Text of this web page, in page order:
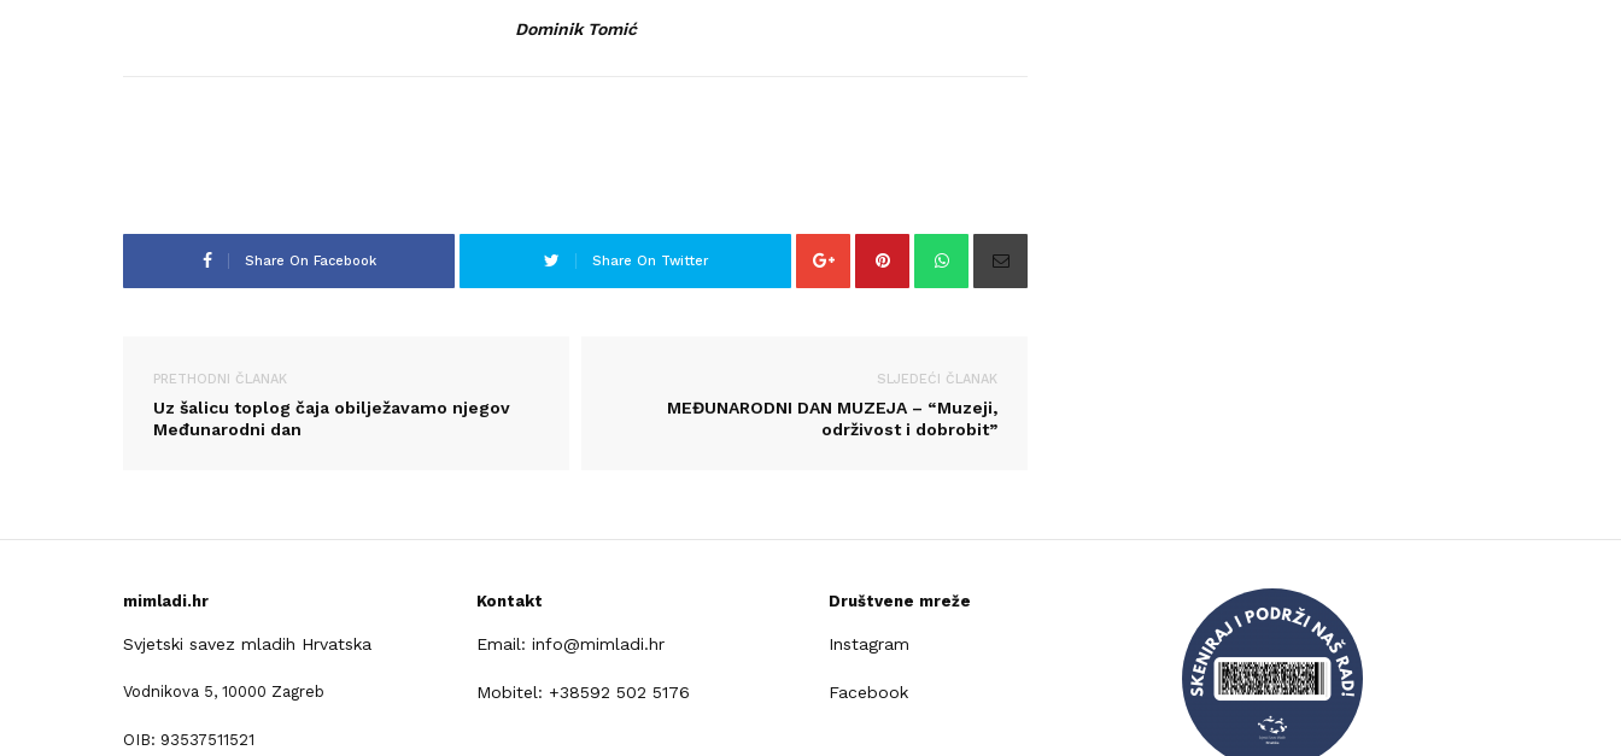
Dominik Tomić
Share On Facebook Share On Twitter
PRETHODNI ČLANAK
Uz šalicu toplog čaja obilježavamo njegov
Međunarodni dan
SLJEDEĆI ČLANAK
MEĐUNARODNI DAN MUZEJA – “Muzeji,
održivost i dobrobit”
mimladi.hr
Svjetski savez mladih Hrvatska
Vodnikova 5, 10000 Zagreb
OIB: 93537511521
Kontakt
Email: info@mimladi.hr
Mobitel: +38592 502 5176
Društvene mreže
Instagram
Facebook